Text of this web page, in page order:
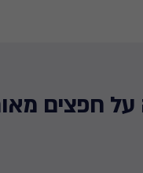
חפצים